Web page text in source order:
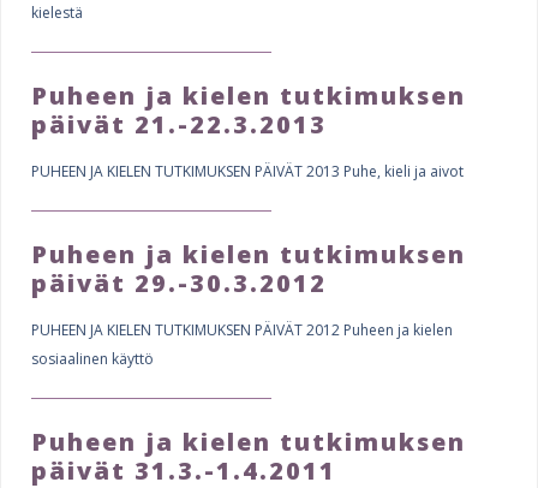
e
e
r
kielestä
Puheen ja kielen tutkimuksen
päivät 21.-22.3.2013
PUHEEN JA KIELEN TUTKIMUKSEN PÄIVÄT 2013 Puhe, kieli ja aivot
Puheen ja kielen tutkimuksen
päivät 29.-30.3.2012
PUHEEN JA KIELEN TUTKIMUKSEN PÄIVÄT 2012 Puheen ja kielen
sosiaalinen käyttö
Puheen ja kielen tutkimuksen
päivät 31.3.-1.4.2011
g
e
s